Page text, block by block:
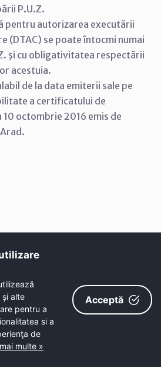
P.U.Z.
pentru autorizarea executării
(DTAC) se poate întocmi numai
şi cu obligativitatea respectării
acestuia.
de la data emiterii sale pe
a certificatului de
octombrie 2016 emis de
14
și alte
pentru a
si a
de
multe »
Acceptă